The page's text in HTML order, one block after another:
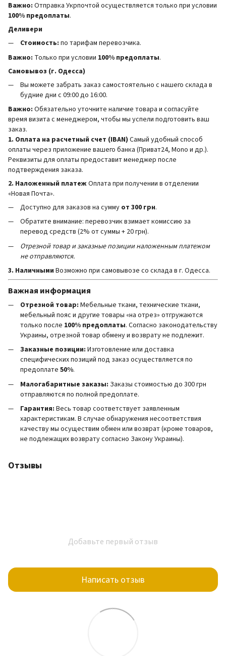
Важно: Отправка Укрпочтой осуществляется только при условии
100% предоплаты.
Деливери
Стоимость: по тарифам перевозчика.
Важно: Только при условии 100% предоплаты.
Самовывоз (г. Одесса)
Вы можете забрать заказ самостоятельно с нашего склада в
будние дни с 09:00 до 16:00.
Важно: Обязательно уточните наличие товара и согласуйте
время визита с менеджером, чтобы мы успели подготовить ваш
заказ.
1. Оплата на расчетный счет (IBAN) Самый удобный способ
оплаты через приложение вашего банка (Приват24, Mono и др.).
Реквизиты для оплаты предоставит менеджер после
подтверждения заказа.
2. Наложенный платежОплата при получении в отделении
«Новая Почта».
Доступно для заказов на сумму от 300 грн.
Обратите внимание: перевозчик взимает комиссию за
перевод средств (2% от суммы + 20 грн).
Отрезной товар и заказные позиции наложенным платежом
не отправляются.
3. Наличными Возможно при самовывозе со склада в г. Одесса.
Важная информация
Отрезной товар: Мебельные ткани, технические ткани,
мебельный пояс и другие товары «на отрез» отгружаются
только после 100% предоплаты. Согласно законодательству
Украины, отрезной товар обмену и возврату не подлежит.
Заказные позиции: Изготовление или доставка
специфических позиций под заказ осуществляется по
предоплате 50%.
Малогабаритные заказы: Заказы стоимостью до 300 грн
отправляются по полной предоплате.
Гарантия: Весь товар соответствует заявленным
характеристикам. В случае обнаружения несоответствия
качеству мы осуществим обмен или возврат (кроме товаров,
не подлежащих возврату согласно Закону Украины).
Отзывы
Добавьте первый отзыв
Написать отзыв